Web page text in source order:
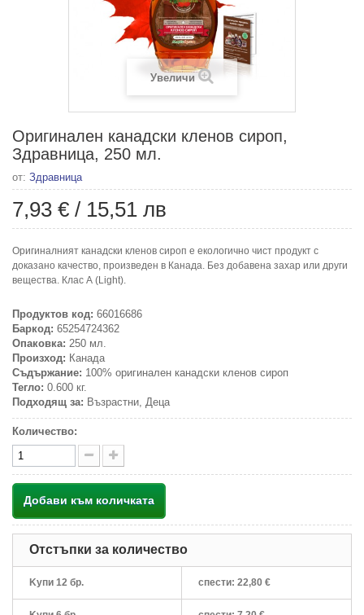
Увеличи
Оригинален канадски кленов сироп,
Здравница, 250 мл.
от: Здравница
7,93 € / 15,51 лв
Оригиналният канадски кленов сироп е екологично чист продукт с
доказано качество, произведен в Канада. Без добавена захар или други
вещества. Клас А (Light).
Продуктов код: 66016686
Баркод: 65254724362
Опаковка: 250 мл.
Произход: Канада
Съдържание: 100% оригинален канадски кленов сироп
Тегло: 0.600 кг.
Подходящ за: Възрастни, Деца
Количество:
Добави към количката
Отстъпки за количество
Kупи 12 бр. спести: 22,80 €